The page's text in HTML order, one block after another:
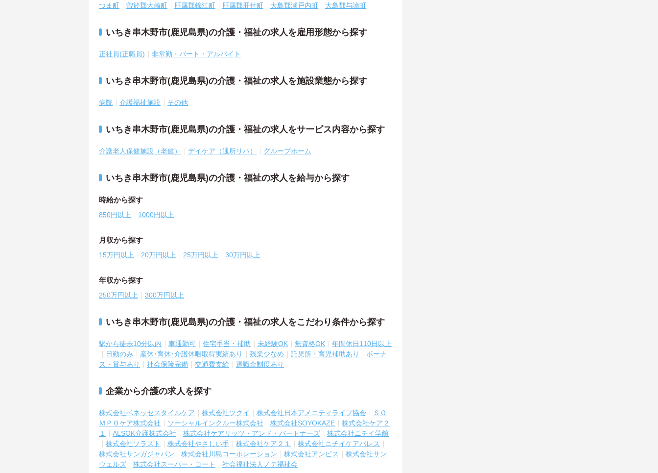
つま町
曽於郡大崎町 肝属郡錦江町 肝属郡肝付町 大島郡瀬戸内町 大島郡与論町
いちき串木野市(鹿児島県)の介護・福祉の求人を雇用形態から探す
正社員(正職員) 非常勤・パート・アルバイト
いちき串木野市(鹿児島県)の介護・福祉の求人を施設業態から探す
病院 介護福祉施設 その他
いちき串木野市(鹿児島県)の介護・福祉の求人をサービス内容から探す
介護老人保健施設（老健） デイケア（通所リハ） グループホーム
いちき串木野市(鹿児島県)の介護・福祉の求人を給与から探す
時給から探す
850円以上 1000円以上
月収から探す
15万円以上 20万円以上 25万円以上 30万円以上
年収から探す
250万円以上 300万円以上
いちき串木野市(鹿児島県)の介護・福祉の求人をこだわり条件から探す
駅から徒歩10分以内 車通勤可 住宅手当・補助 未経験OK 無資格OK
年間休日110日以上
日勤のみ
産休･育休･介護休暇取得実績あり 残業少なめ 託児所・育児補助あり
ボーナ
ス・賞与あり
社会保険完備 交通費支給 退職金制度あり
企業から介護の求人を探す
株式会社ベネッセスタイルケア 株式会社ツクイ 株式会社日本アメニティライフ協会
ＳＯ
ＭＰＯケア株式会社
ソーシャルインクルー株式会社 株式会社SOYOKAZE
株式会社ケア２
１
ALSOK介護株式会社 株式会社ケアリッツ・アンド・パートナーズ
株式会社ニチイ学館
株式会社ソラスト
株式会社やさしい手 株式会社ケア２１
株式会社ニチイケアパレス
株式会社サンガジャパン
株式会社川島コーポレーション 株式会社アンビス
株式会社サン
ウェルズ
株式会社スーパー・コート 社会福祉法人ノテ福祉会